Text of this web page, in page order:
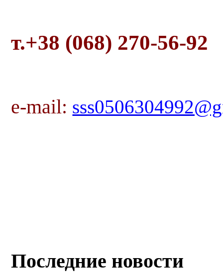
т.+38 (068) 270-56-92
e-mail:
Последние новости